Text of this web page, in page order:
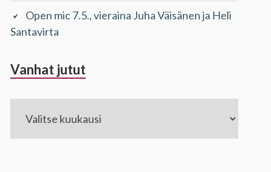
Open mic 7.5., vieraina Juha Väisänen ja Heli
Santavirta
Vanhat jutut